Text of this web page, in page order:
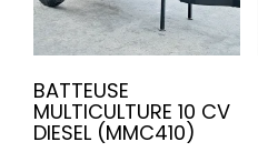
BATTEUSE
MULTICULTURE 10 CV
DIESEL (MMC410)